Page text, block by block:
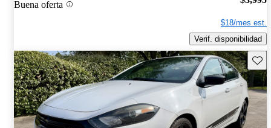
Buena oferta
$18/mes est.
Verif. disponibilidad